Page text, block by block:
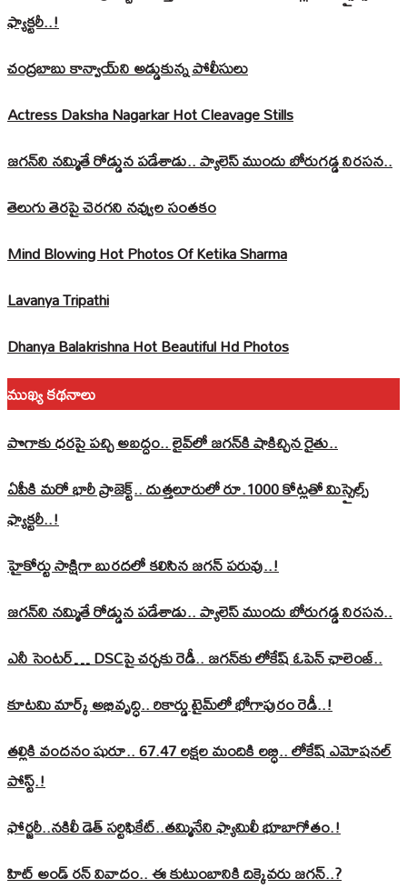
ఫ్యాక్టరీ..!
చంద్రబాబు కాన్వాయ్‌ని అడ్డుకున్న పోలీసులు
Actress Daksha Nagarkar Hot Cleavage Stills
జగన్‌ని నమ్మితే రోడ్డున పడేశాడు.. ప్యాలెస్‌ ముందు బోరుగడ్డ నిరసన..
తెలుగు తెరపై చెరగని నవ్వుల సంతకం
Mind Blowing Hot Photos Of Ketika Sharma
Lavanya Tripathi
Dhanya Balakrishna Hot Beautiful Hd Photos
ముఖ్య కథనాలు
పొగాకు ధరపై పచ్చి అబద్దం.. లైవ్‌లో జగన్‌కి షాకిచ్చిన రైతు..
ఏపీకి మరో భారీ ప్రాజెక్ట్.. దుత్తలూరులో రూ.1000 కోట్లతో మిస్సైల్స్
ఫ్యాక్టరీ..!
హైకోర్టు సాక్షిగా బురదలో కలిసిన జగన్ పరువు..!
జగన్‌ని నమ్మితే రోడ్డున పడేశాడు.. ప్యాలెస్‌ ముందు బోరుగడ్డ నిరసన..
ఎనీ సెంటర్‌… DSCపై చర్చకు రెడీ.. జగన్‌కు లోకేష్‌ ఓపెన్ ఛాలెంజ్..
కూటమి మార్క్ అభివృద్ధి.. రికార్డు టైమ్‌లో భోగాపురం రెడీ..!
తల్లికి వందనం షురూ.. 67.47 లక్షల మందికి లబ్ధి.. లోకేష్‌ ఎమోషనల్
పోస్ట్‌.!
ఫోర్జరీ..నకిలీ డెత్ సర్టిఫికేట్..తమ్మినేని ఫ్యామిలీ భూబాగోతం.!
హిట్ అండ్ రన్ వివాదం.. ఈ కుటుంబానికి దిక్కెవరు జగన్..?